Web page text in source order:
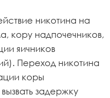
никотина на
кору надпочечников,
яичников
Переход никотина
коры
задержку